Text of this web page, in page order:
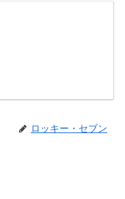
ロッキー・セブン